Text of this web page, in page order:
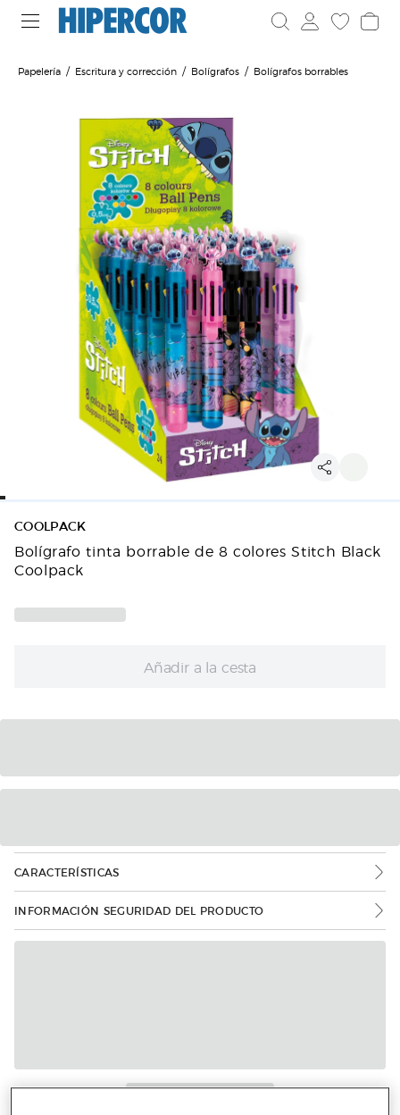
Papelería Escritura y corrección Bolígrafos Bolígrafos borrables
COOLPACK
Bolígrafo tinta borrable de 8 colores Stitch Black
Coolpack
Añadir a la cesta
CARACTERÍSTICAS
INFORMACIÓN SEGURIDAD DEL PRODUCTO